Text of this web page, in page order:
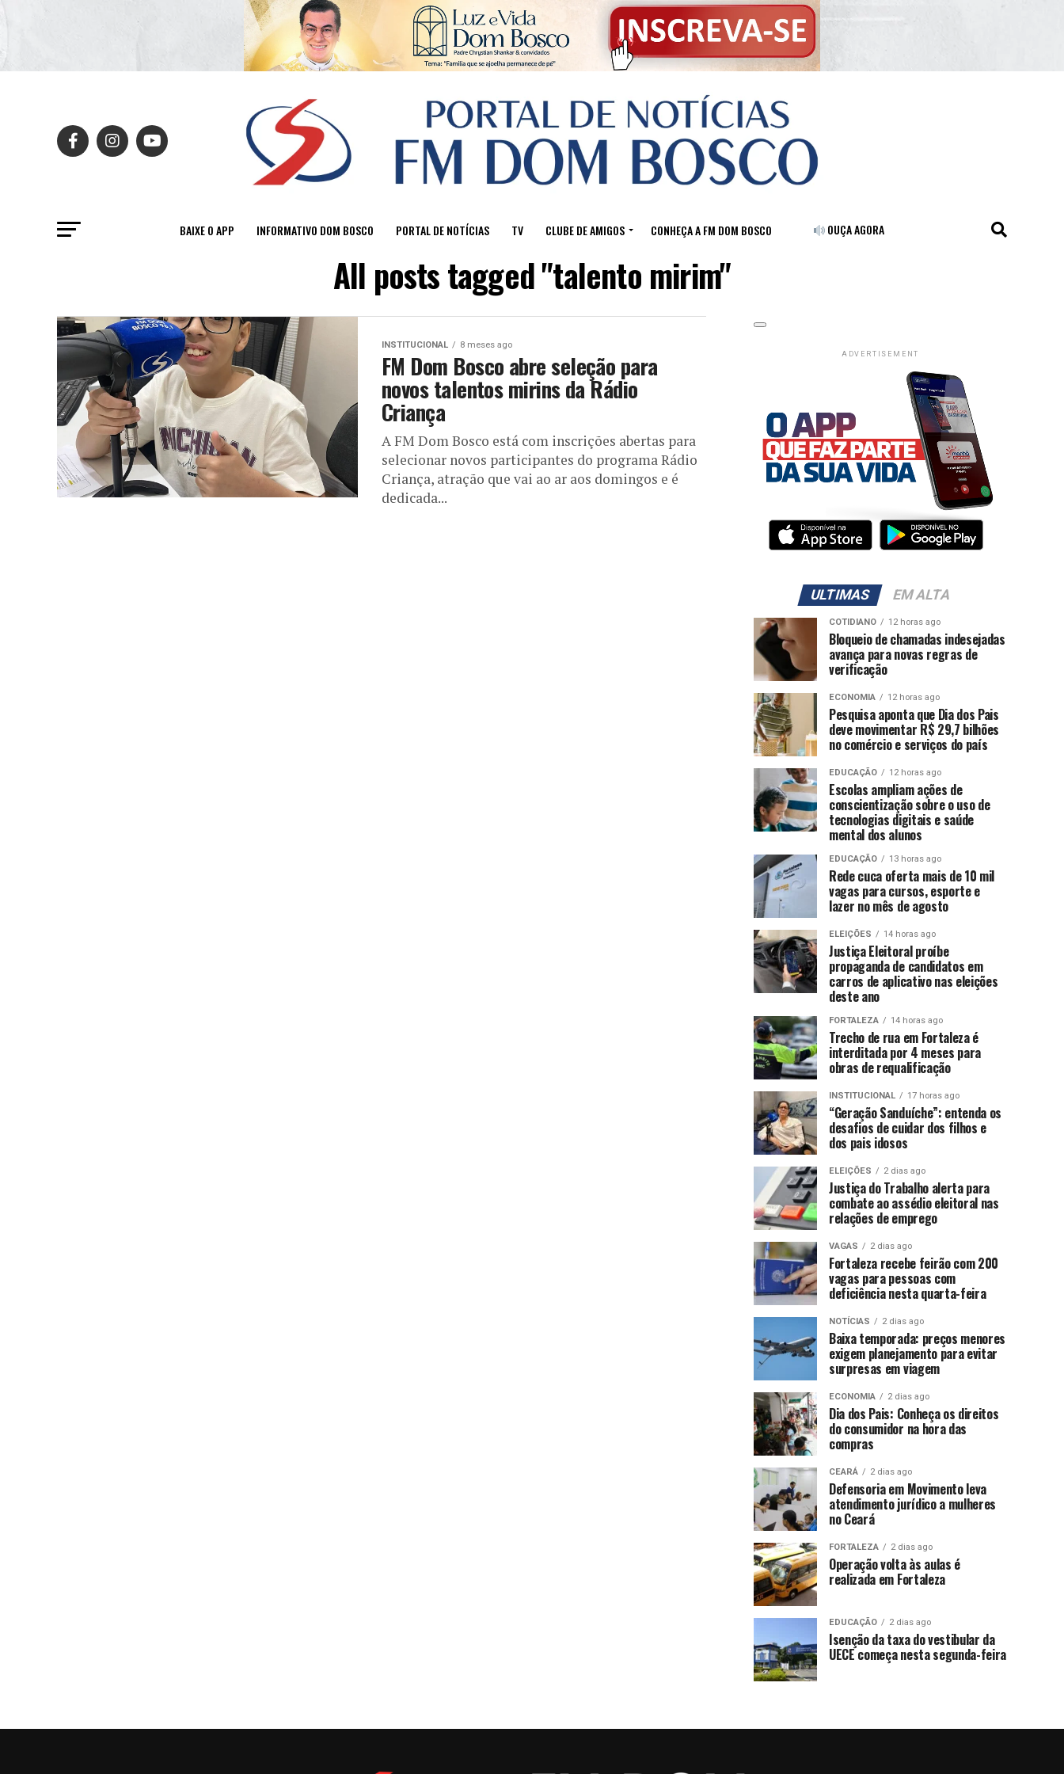
BAIXE O APP INFORMATIVO DOM BOSCO PORTAL DE NOTÍCIAS TV CLUBE DE AMIGOS CONHEÇA A FM DOM BOSCO OUÇA AGORA
All posts tagged "talento mirim"
INSTITUCIONAL 8 meses ago
FM Dom Bosco abre seleção para
novos talentos mirins da Rádio
Criança
A FM Dom Bosco está com inscrições abertas para
selecionar novos participantes do programa Rádio
Criança, atração que vai ao ar aos domingos e é
dedicada...
ADVERTISEMENT
ULTIMAS EM ALTA
COTIDIANO 12 horas ago
Bloqueio de chamadas indesejadas
avança para novas regras de
verificação
ECONOMIA 12 horas ago
Pesquisa aponta que Dia dos Pais
deve movimentar R$ 29,7 bilhões
no comércio e serviços do país
EDUCAÇÃO 12 horas ago
Escolas ampliam ações de
conscientização sobre o uso de
tecnologias digitais e saúde
mental dos alunos
EDUCAÇÃO 13 horas ago
Rede cuca oferta mais de 10 mil
vagas para cursos, esporte e
lazer no mês de agosto
ELEIÇÕES 14 horas ago
Justiça Eleitoral proíbe
propaganda de candidatos em
carros de aplicativo nas eleições
deste ano
FORTALEZA 14 horas ago
Trecho de rua em Fortaleza é
interditada por 4 meses para
obras de requalificação
INSTITUCIONAL 17 horas ago
“Geração Sanduíche”: entenda os
desafios de cuidar dos filhos e
dos pais idosos
ELEIÇÕES 2 dias ago
Justiça do Trabalho alerta para
combate ao assédio eleitoral nas
relações de emprego
VAGAS 2 dias ago
Fortaleza recebe feirão com 200
vagas para pessoas com
deficiência nesta quarta-feira
NOTÍCIAS 2 dias ago
Baixa temporada: preços menores
exigem planejamento para evitar
surpresas em viagem
ECONOMIA 2 dias ago
Dia dos Pais: Conheça os direitos
do consumidor na hora das
compras
CEARÁ 2 dias ago
Defensoria em Movimento leva
atendimento jurídico a mulheres
no Ceará
FORTALEZA 2 dias ago
Operação volta às aulas é
realizada em Fortaleza
EDUCAÇÃO 2 dias ago
Isenção da taxa do vestibular da
UECE começa nesta segunda-feira